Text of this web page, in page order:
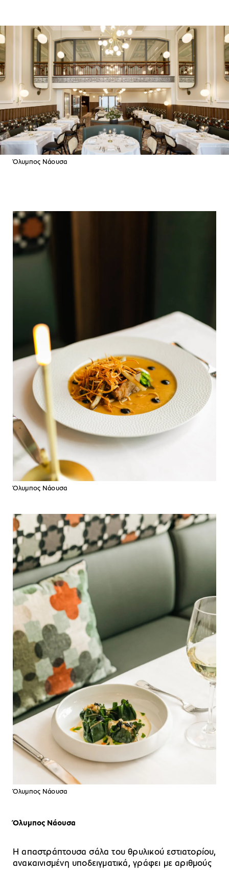
Όλυμπος Νάουσα
Όλυμπος Νάουσα
Όλυμπος Νάουσα
Όλυμπος Νάουσα
Η απαστράπτουσα σάλα του θρυλικού εστιατορίου,
ανακαινισμένη υποδειγματικά, γράφει με αριθμούς